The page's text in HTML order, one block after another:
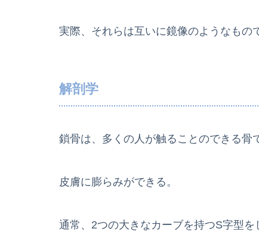
実際、それらは互いに鏡像のようなもの
解剖学
鎖骨は、多くの人が触ることのできる骨
皮膚に膨らみができる。
通常、2つの大きなカーブを持つS字型を